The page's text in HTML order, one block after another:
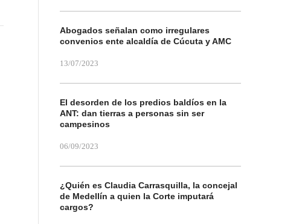
Abogados señalan como irregulares
convenios ente alcaldía de Cúcuta y AMC
13/07/2023
El desorden de los predios baldíos en la
ANT: dan tierras a personas sin ser
campesinos
06/09/2023
¿Quién es Claudia Carrasquilla, la concejal
de Medellín a quien la Corte imputará
cargos?